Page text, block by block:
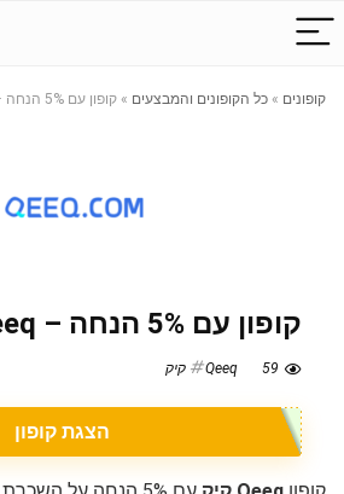
קופונים » כל הקופונים והמבצעים » קופון עם 5% הנחה – Qeeq קיק
קופון עם 5% הנחה – Qeeq קיק
59 Qeeq קיק
הצגת קופון